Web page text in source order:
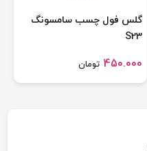
گلس فول چسب سامسونگ
S23
تومان450.000